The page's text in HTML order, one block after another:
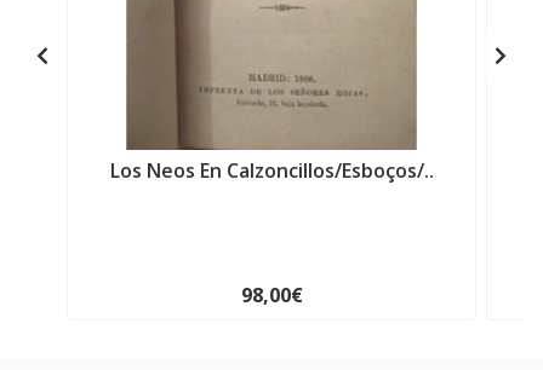
Los Neos En Calzoncillos/Esboços/..
98,00€